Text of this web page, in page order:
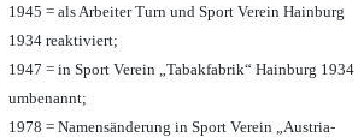
1945 = als Arbeiter Turn und Sport Verein Hainburg
1934 reaktiviert;
1947 = in Sport Verein „Tabakfabrik“ Hainburg 1934
umbenannt;
1978 = Namensänderung in Sport Verein „Austria-